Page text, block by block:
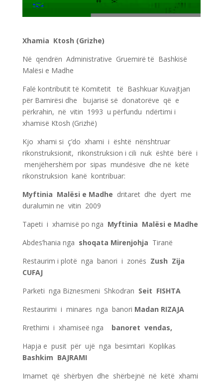
Xhamia Ktosh (Grizhe)
Në qendrën Administrative Gruemirë të Bashkisë
Malësi e Madhe
Falë kontributit të Komitetit të Bashkuar Kuvajtjan
për Bamirësi dhe bujarisë së donatorëve që e
përkrahin, në vitin 1993 u përfundu ndërtimi i
xhamisë Ktosh (Grizhë)
Kjo xhami si ç’do xhami i është nënshtruar
rikonstruksionit, rikonstruksion i cili nuk është bërë i
menjëhershëm por sipas mundësive dhe në këtë
rikonstruksion kanë kontribuar:
Myftinia Malësi e Madhe dritaret dhe dyert me
duralumin ne vitin 2009
Tapeti i xhamisë po nga Myftinia Malësi e Madhe
Abdes’hania nga shoqata Mirenjohja Tiranë
Restaurim i plotë nga banori i zonës Zush Zija
CUFAJ
Parketi nga Biznesmeni Shkodran Seit FISHTA
Restaurimi i minares nga banori Madan RIZAJA
Rrethimi i xhamiseë nga
banoret vendas,
Hapja e pusit për ujë nga besimtari Koplikas
Bashkim BAJRAMI
Imamet që shërbyen dhe shërbejnë në këtë xhami